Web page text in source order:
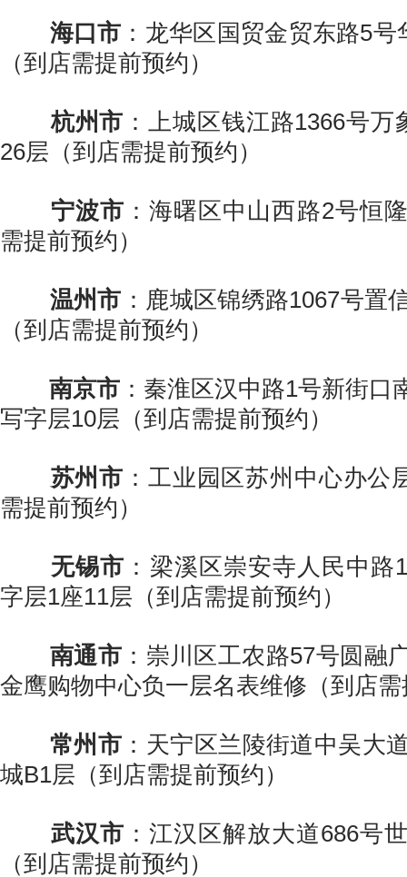
海口市 ：龙华区国贸金贸东路5
（到店需提前预约）
杭州市 ：上城区钱江路1366号
26层（到店需提前预约）
宁波市 ：海曙区中山西路2号恒
需提前预约）
温州市 ：鹿城区锦绣路1067号置
（到店需提前预约）
南京市 ：秦淮区汉中路1号新街口
写字层10层（到店需提前预约）
苏州市 ：工业园区苏州中心办公
需提前预约）
无锡市 ：梁溪区崇安寺人民中路
字层1座11层（到店需提前预约）
南通市 ：崇川区工农路57号圆融
金鹰购物中心负一层名表维修（到店
常州市 ：天宁区兰陵街道中吴大
城B1层（到店需提前预约）
武汉市 ：江汉区解放大道686号
（到店需提前预约）